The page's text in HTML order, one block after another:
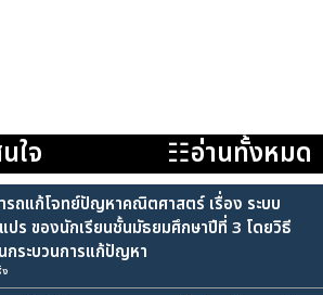
ใจ ☷อ่านทั้งหมด
รถแก้โจทย์ปัญหาคณิตศาสตร์ เรื่อง ระบบ
ปร ของนักเรียนชั้นมัธยมศึกษาปีที่ 3 โดยวิธี
ระบวนการแก้ปัญหา
ง